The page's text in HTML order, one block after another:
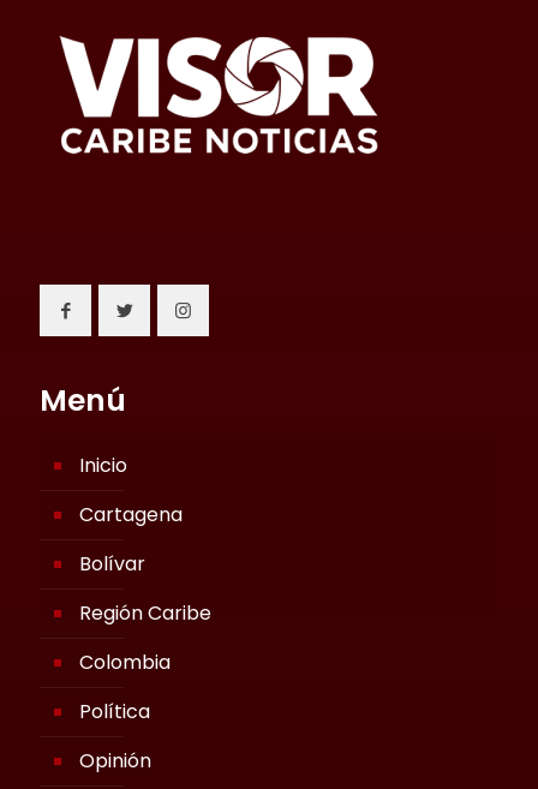
Menú
Inicio
Cartagena
Bolívar
Región Caribe
Colombia
Política
Opinión